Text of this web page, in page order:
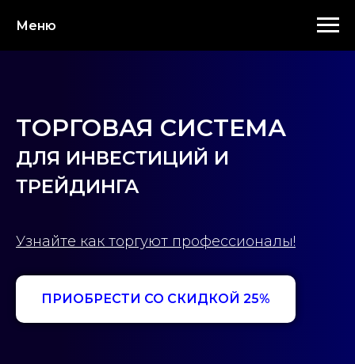
Меню
ТОРГОВАЯ СИСТЕМА
ДЛЯ ИНВЕСТИЦИЙ И
ТРЕЙДИНГА
Узнайте как торгуют профессионалы!
ПРИОБРЕСТИ СО СКИДКОЙ 25%